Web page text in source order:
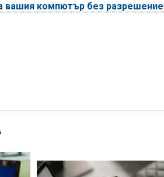
вашия компютър без